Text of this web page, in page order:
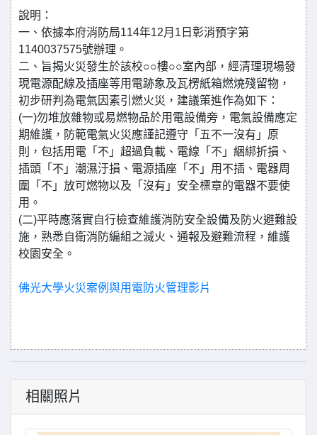
說明：
一、依據本府消防局114年12月1日彰消預字第
1140037575號辦理。
二、旨揭火災發生於該校○○樓○○室內部，經清理現場發
現電源配線及插座等用電跡象及瓦楞紙箱燃燒殘留物，
初步研判為電氣因素引燃火災，建議策進作為如下：
(一)勿堆放雜物或易燃物品於用電設備旁，電氣設備應定
期維護，防範電氣火災應謹記遵守「五不一沒有」原
則，包括用電「不」超過負載、電線「不」綑綁折損、
插頭「不」潮濕汙損、電源插座「不」用不插、電器周
圍「不」放可燃物以及「沒有」安全標章的電器不要使
用。
(二)平時應落實自行檢查維護消防安全設備及防火避難設
施，熟悉自衛消防編組之滅火、通報及避難流程，維護
校園安全。
佛光大學火災案例與用電防火管理影片
相關照片